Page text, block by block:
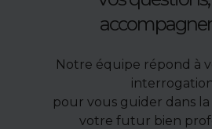
Notre équipe répond à
pour vous guider dans
votre futur bien